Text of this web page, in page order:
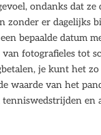
ondanks dat
zonder er dagelijks
bepaalde datum
fotografieles tot
je kunt het
waarde van het
en